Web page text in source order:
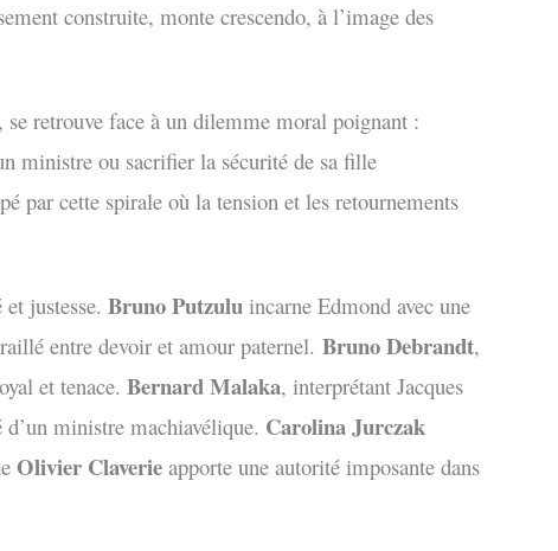
construite, monte crescendo, à l’image des
retrouve face à un dilemme moral poignant :
ministre ou sacrifier la sécurité de sa fille
par cette spirale où la tension et les retournements
justesse. Bruno Putzulu incarne Edmond avec une
entre devoir et amour paternel. Bruno Debrandt,
et tenace. Bernard Malaka, interprétant Jacques
ministre machiavélique. Carolina Jurczak
Olivier Claverie apporte une autorité imposante dans